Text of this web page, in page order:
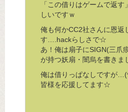
「この借りはゲームで返
しいですｗ
俺も何かCC2社さんに恩返
す….hackらしさで☆
あ！俺は扇子にSIGN(三爪
が持つ妖扇・闇烏を書きま
俺は借りっぱなしですが
皆様を応援してます☆